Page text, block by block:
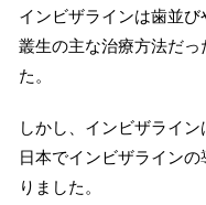
インビザラインは歯並
叢生の主な治療方法だ
た。
しかし、インビザライ
日本でインビザライン
りました。